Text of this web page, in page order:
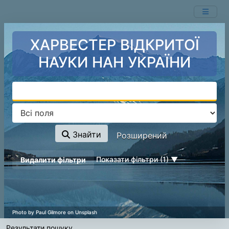
ХАРВЕСТЕР ВІДКРИТОЇ
НАУКИ НАН УКРАЇНИ
Знайти Розширений
page_reload_on_deselect_hint
Видалити фільтри Показати фільтри (1)